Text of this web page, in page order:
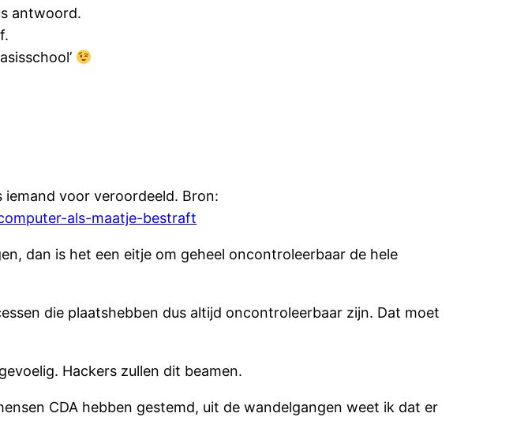
antwoord.
voor veroordeeld. Bron:
als-maatje-bestraft
dan is het een eitje om geheel oncontroleerbaar de hele
die plaatshebben dus altijd oncontroleerbaar zijn. Dat moet
Hackers zullen dit beamen.
CDA hebben gestemd, uit de wandelgangen weet ik dat er